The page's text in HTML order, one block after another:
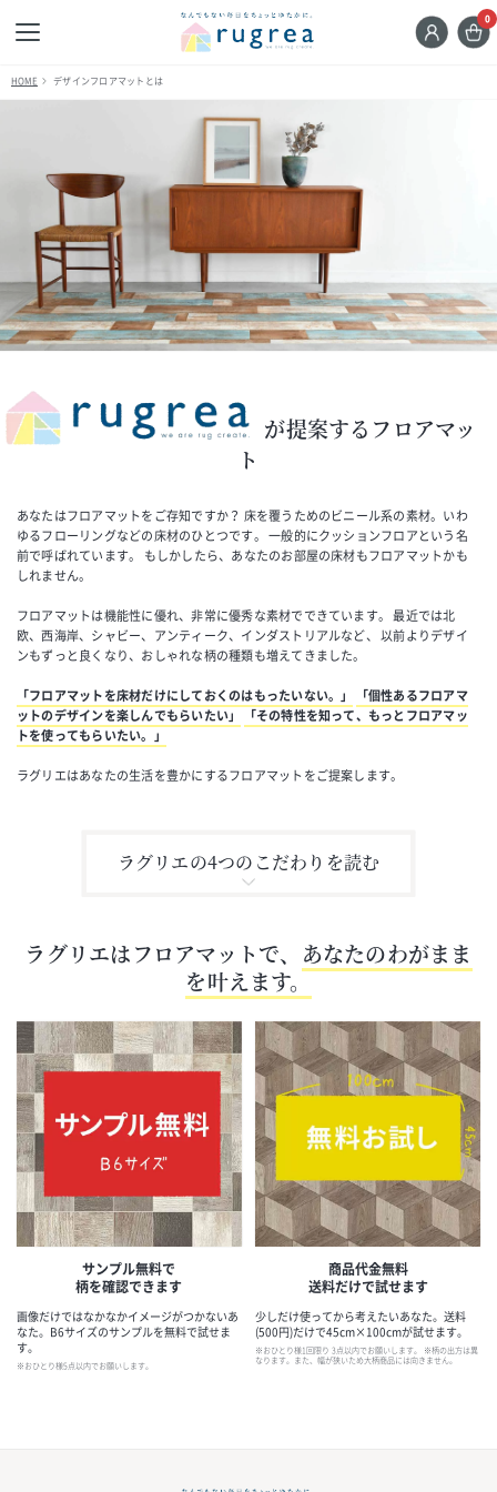
0
HOME デザインフロアマットとは
が提案するフロアマッ
ト
あなたはフロアマットをご存知ですか？ 床を覆うためのビニール系の素材。いわ
ゆるフローリングなどの床材のひとつです。 一般的にクッションフロアという名
前で呼ばれています。
もしかしたら、あなたのお部屋の床材もフロアマットかも
しれません。
フロアマットは機能性に優れ、非常に優秀な素材でできています。 最近では北
欧、西海岸、シャビー、アンティーク、インダストリアルなど、 以前よりデザイ
ンもずっと良くなり、おしゃれな柄の種類も増えてきました。
「フロアマットを床材だけにしておくのはもったいない。」
「個性あるフロアマ
ットのデザインを楽しんでもらいたい」
「その特性を知って、もっとフロアマッ
トを使ってもらいたい。」
ラグリエはあなたの生活を豊かにするフロアマットをご提案します。
ラグリエの4つのこだわりを読む
ラグリエはフロアマットで、 あなたのわがまま
を叶えます。
サンプル無料で
柄を確認できます
画像だけではなかなかイメージがつかないあ
なた。B6サイズのサンプルを無料で試せま
す。
※おひとり様5点以内でお願いします。
商品代金無料
送料だけで試せます
少しだけ使ってから考えたいあなた。送料
(500円)だけで45cm×100cmが試せます。
※おひとり様1回限り 3点以内でお願いします。
※柄の出方は異
なります。また、幅が狭いため大柄商品には向きません。